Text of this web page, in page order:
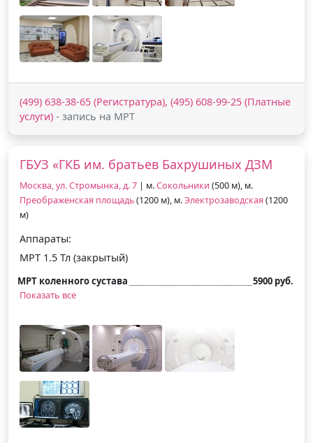
(499) 638-38-65 (Регистратура), (495) 608-99-25 (Платные
услуги) - запись на МРТ
ГБУЗ «ГКБ им. братьев Бахрушиных ДЗМ
Москва, ул. Стромынка, д. 7 | м.Сокольники (500 м), м.
Преображенская площадь(1200 м), м.Электрозаводская (1200
м)
Аппараты:
МРТ 1.5 Тл (закрытый)
МРТ коленного сустава
5900 руб.
Показать все